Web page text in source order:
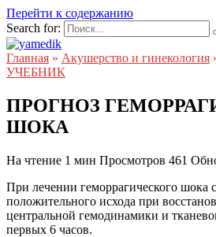
Перейти к содержанию
Search for:
Главная » Акушерство и гинекология
УЧЕБНИК
ПРОГНОЗ
ШОКА
На чтение 1 мин Просмотров 461
При лечении геморрагического шока
положительного исхода при
центральной гемодинамики и
первых 6 часов.